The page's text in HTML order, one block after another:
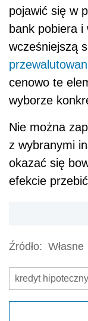
pojawić się w
bank pobiera
wcześniejszą
cenowo te
wyborze
Nie można
z wybranymi
okazać się
efekcie
Źródło: Własne
kredyt hipoteczny